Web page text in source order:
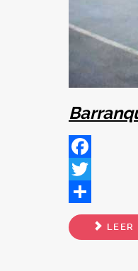
Facebook
Twitter
Share
LEER